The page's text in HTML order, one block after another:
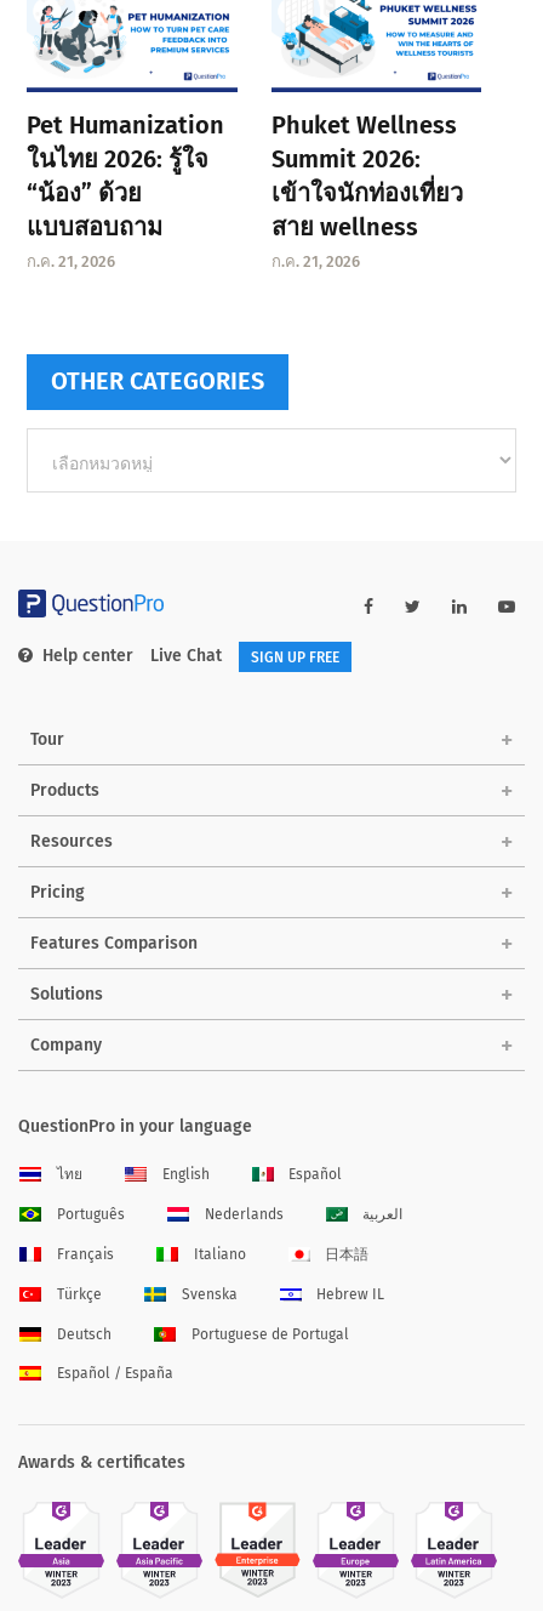
Pet Humanization
ในไทย 2026: รู้ใจ
“น้อง” ด้วย
แบบสอบถาม
ก.ค. 21, 2026
Phuket Wellness
Summit 2026:
เข้าใจนักท่องเที่ยว
สาย wellness
ก.ค. 21, 2026
OTHER CATEGORIES
categories
Help center Live Chat SIGN UP FREE
Tour
Products
Resources
Pricing
Features Comparison
Solutions
Company
QuestionPro in your language
ไทย English Español
Português Nederlands العربية
Français Italiano 日本語
Türkçe Svenska Hebrew IL
Deutsch Portuguese de Portugal
Español / España
Awards & certificates